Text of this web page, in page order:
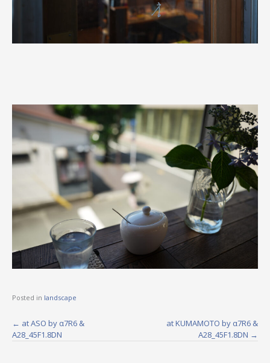
Posted in landscape
P
← at ASO by α7R6 &
A28_45F1.8DN
at KUMAMOTO by α7R6 &
A28_45F1.8DN →